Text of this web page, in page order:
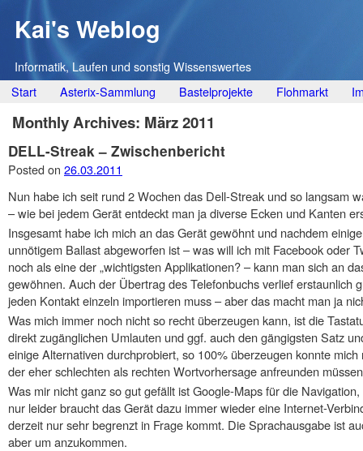
Kai's Weblog
Informatik, Laufen und sonstig Wissenswertes
Main menu
Skip
to
Start Asterix-Sammlung Bastelprojekte Flohmarkt
Monthly Archives: März 2011
DELL-Streak – Zwischenbericht
Posted on 26.03.2011
Nun habe ich seit rund 2 Wochen das Dell-Streak und so langsam
– wie bei jedem Gerät entdeckt man ja diverse Ecken und Kanten
Insgesamt habe ich mich an das Gerät gewöhnt und nachdem
unnötigem Ballast abgeworfen ist – was will ich mit Facebook oder
noch als eine der „wichtigsten Applikationen? – kann man sich an
gewöhnen. Auch der Übertrag des Telefonbuchs verlief erstaunlich
jeden Kontakt einzeln importieren muss – aber das macht man ja
Was mich immer noch nicht so recht überzeugen kann, ist die
direkt zugänglichen Umlauten und ggf. auch den gängigsten Satz
einige Alternativen durchprobiert, so 100% überzeugen konnte
der eher schlechten als rechten Wortvorhersage anfreunden
Was mir nicht ganz so gut gefällt ist Google-Maps für die
nur leider braucht das Gerät dazu immer wieder eine Internet-
derzeit nur sehr begrenzt in Frage kommt. Die Sprachausgabe ist
aber um anzukommen.